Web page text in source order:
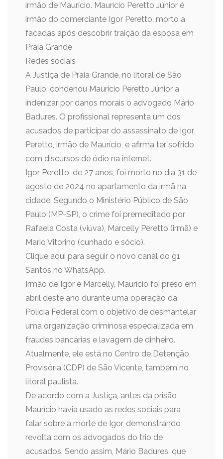
irmão de Maurício. Maurício Peretto Júnior é
irmão do comerciante Igor Peretto, morto a
facadas após descobrir traição da esposa em
Praia Grande
Redes sociais
A Justiça de Praia Grande, no litoral de São
Paulo, condenou Maurício Peretto Júnior a
indenizar por danos morais o advogado Mário
Badures. O profissional representa um dos
acusados de participar do assassinato de Igor
Peretto, irmão de Maurício, e afirma ter sofrido
com discursos de ódio na internet.
Igor Peretto, de 27 anos, foi morto no dia 31 de
agosto de 2024 no apartamento da irmã na
cidade. Segundo o Ministério Público de São
Paulo (MP-SP), o crime foi premeditado por
Rafaela Costa (viúva), Marcelly Peretto (irmã) e
Mario Vitorino (cunhado e sócio).
Clique aqui para seguir o novo canal do g1
Santos no WhatsApp.
Irmão de Igor e Marcelly, Maurício foi preso em
abril deste ano durante uma operação da
Polícia Federal com o objetivo de desmantelar
uma organização criminosa especializada em
fraudes bancárias e lavagem de dinheiro.
Atualmente, ele está no Centro de Detenção
Provisória (CDP) de São Vicente, também no
litoral paulista.
De acordo com a Justiça, antes da prisão
Maurício havia usado as redes sociais para
falar sobre a morte de Igor, demonstrando
revolta com os advogados do trio de
acusados. Sendo assim, Mário Badures, que